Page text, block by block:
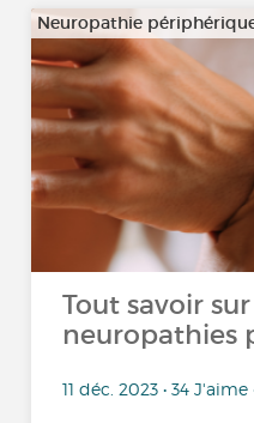
Neuropathie
Tout savoir
neuropathies
11 déc. 2023 • 34